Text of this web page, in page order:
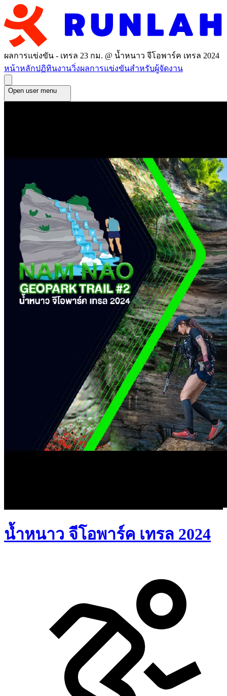
ผลการแข่งขัน - เทรล 23 กม. @ น้ำหนาว จีโอพาร์ค เทรล 2024
หน้าหลักปฏิทินงานวิ่งผลการแข่งขันสำหรับผู้จัดงาน
Open user menu
น้ำหนาว จีโอพาร์ค เทรล 2024